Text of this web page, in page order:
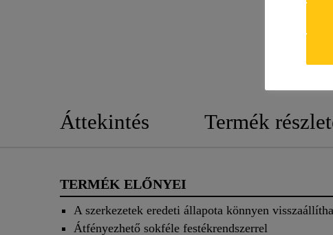
Áttekintés Termék
TERMÉK ELŐNYEI
A szerkezetek eredeti állapota könnyen
Átfényezhető sokféle festékrendszerrel